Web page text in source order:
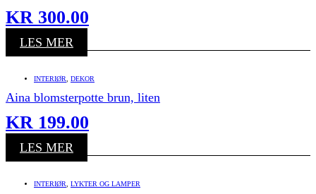
KR 300.00
LES MER
INTERIØR DEKOR
Aina blomsterpotte brun, liten
KR 199.00
LES MER
INTERIØR LYKTER OG LAMPER